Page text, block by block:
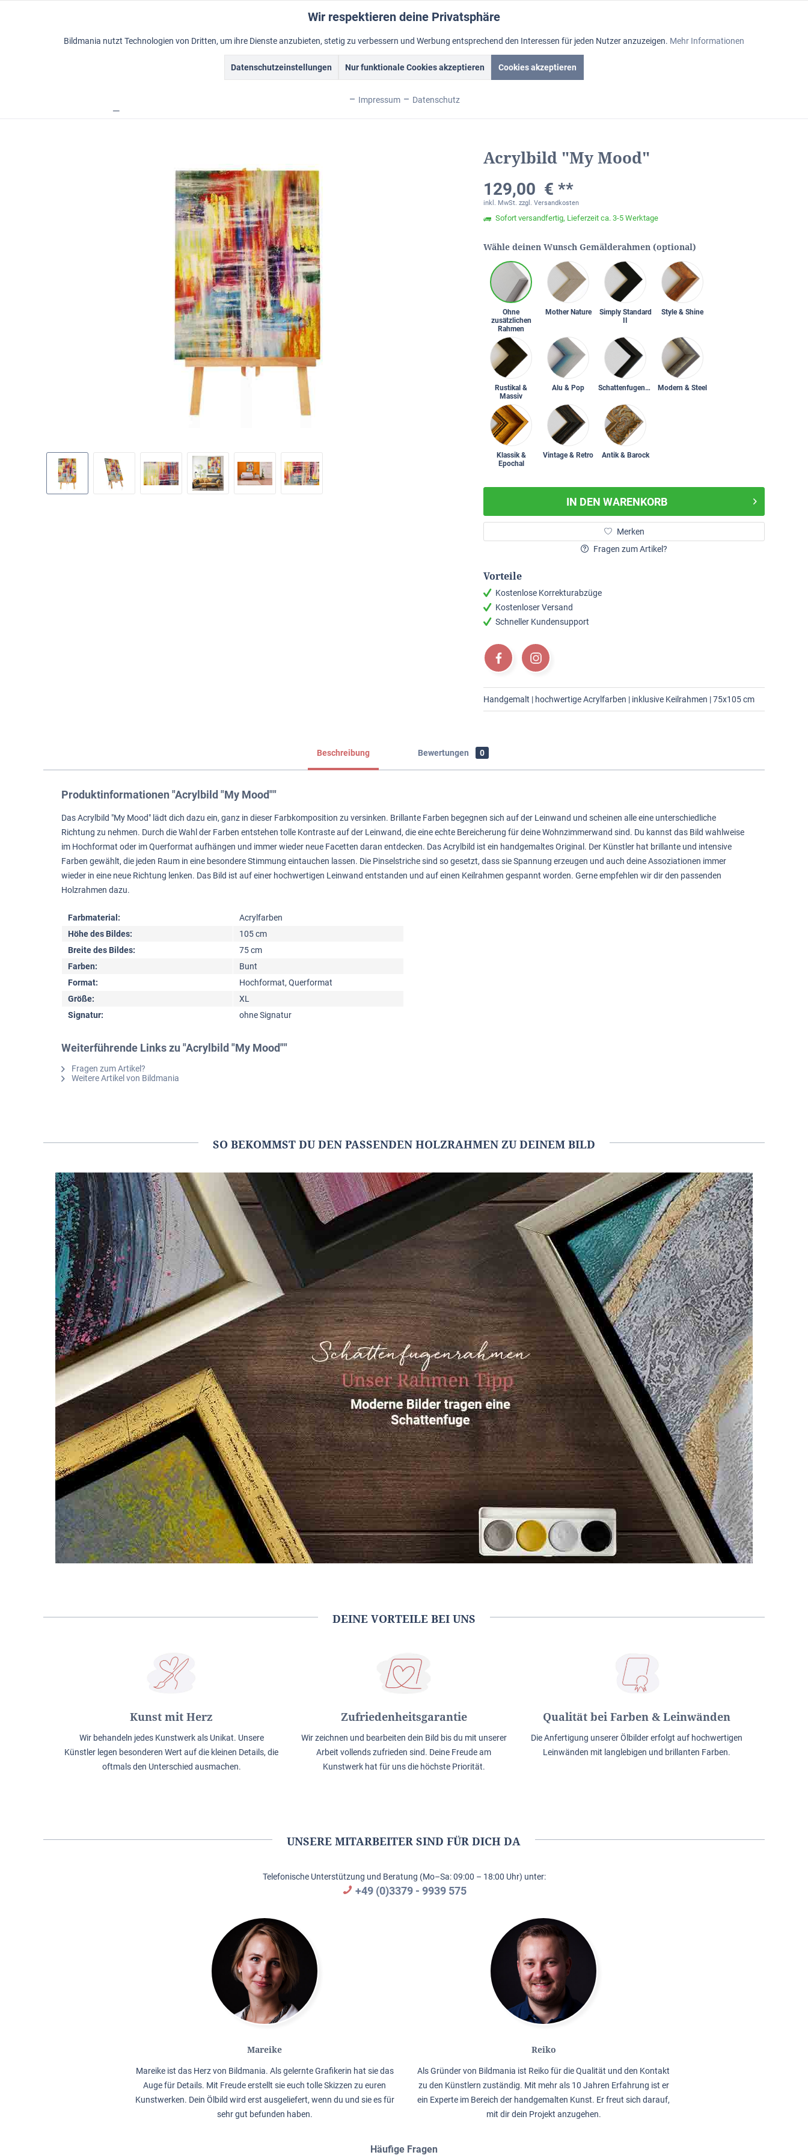
Ölbilder Acrylbilder Rahmen Ölbild vom Foto Foto malen lassen Gutscheine
Acrylbild "My Mood"
129,00 € **
inkl. MwSt. zzgl. Versandkosten
Sofort versandfertig, Lieferzeit ca. 3-5 Werktage
Wähle deinen Wunsch Gemälderahmen (optional)
Ohne
zusätzlichen
Rahmen
Mother Nature
Simply Standard
Style & Shine
Rustikal &
Massiv
Alu & Pop Schattenfugenrahmen Modern & Steel
Klassik &
Epochal
Vintage & Retro Antik & Barock
IN DEN WARENKORB
Merken
Fragen zum Artikel?
Vorteile
Kostenlose Korrekturabzüge
Kostenloser Versand
Schneller Kundensupport
Handgemalt | hochwertige Acrylfarben | inklusive Keilrahmen | 75x105 cm
Beschreibung Bewertungen 0
Produktinformationen "Acrylbild "My Mood""
Das Acrylbild "My Mood" lädt dich dazu ein, ganz in dieser Farbkomposition zu versinken. Brillante Farben begegnen sich auf der Leinwand und scheinen alle eine unterschiedliche
Richtung zu nehmen. Durch die Wahl der Farben entstehen tolle Kontraste auf der Leinwand, die eine echte Bereicherung für deine Wohnzimmerwand sind. Du kannst das Bild wahlweise
im Hochformat oder im Querformat aufhängen und immer wieder neue Facetten daran entdecken. Das Acrylbild ist ein handgemaltes Original. Der Künstler hat brillante und intensive
Farben gewählt, die jeden Raum in eine besondere Stimmung eintauchen lassen. Die Pinselstriche sind so gesetzt, dass sie Spannung erzeugen und auch deine Assoziationen immer
wieder in eine neue Richtung lenken. Das Bild ist auf einer hochwertigen Leinwand entstanden und auf einen Keilrahmen gespannt worden. Gerne empfehlen wir dir den passenden
Holzrahmen dazu.
Farbmaterial:
Acrylfarben
Höhe des Bildes:
105 cm
Breite des Bildes:
75 cm
Farben:
Bunt
Format:
Hochformat, Querformat
Größe:
XL
Signatur:
ohne Signatur
Weiterführende Links zu "Acrylbild "My Mood""
Fragen zum Artikel?
Weitere Artikel von Bildmania
SO BEKOMMST DU DEN PASSENDEN HOLZRAHMEN ZU DEINEM BILD
DEINE VORTEILE BEI UNS
Kunst mit Herz
Wir behandeln jedes Kunstwerk als Unikat. Unsere
Künstler legen besonderen Wert auf die kleinen Details, die
oftmals den Unterschied ausmachen.
Zufriedenheitsgarantie
Wir zeichnen und bearbeiten dein Bild bis du mit unserer
Arbeit vollends zufrieden sind. Deine Freude am
Kunstwerk hat für uns die höchste Priorität.
Qualität bei Farben & Leinwänden
Die Anfertigung unserer Ölbilder erfolgt auf hochwertigen
Leinwänden mit langlebigen und brillanten Farben.
UNSERE MITARBEITER SIND FÜR DICH DA
Telefonische Unterstützung und Beratung (Mo–Sa: 09:00 – 18:00 Uhr) unter:
+49 (0)3379 - 9939 575
Mareike
Mareike ist das Herz von Bildmania. Als gelernte Grafikerin hat sie das
Auge für Details. Mit Freude erstellt sie euch tolle Skizzen zu euren
Kunstwerken. Dein Ölbild wird erst ausgeliefert, wenn du und sie es für
sehr gut befunden haben.
Reiko
Als Gründer von Bildmania ist Reiko für die Qualität und den Kontakt
zu den Künstlern zuständig. Mit mehr als 10 Jahren Erfahrung ist er
ein Experte im Bereich der handgemalten Kunst. Er freut sich darauf,
mit dir dein Projekt anzugehen.
Häufige Fragen
Wir respektieren deine Privatsphäre
Bildmania nutzt Technologien von Dritten, um ihre Dienste anzubieten, stetig zu verbessern und Werbung entsprechend den Interessen für jeden Nutzer anzuzeigen. Mehr Informationen
Datenschutzeinstellungen Nur funktionale Cookies akzeptieren Cookies akzeptieren
Impressum Datenschutz